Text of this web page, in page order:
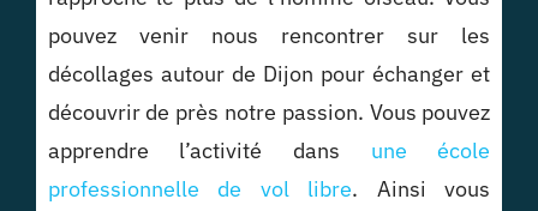
pouvez venir nous rencontrer sur les
décollages autour de Dijon pour échanger et
découvrir de près notre passion. Vous pouvez
apprendre l’activité dans une école
professionnelle de vol libre. Ainsi vous